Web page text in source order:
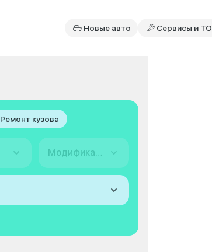
Новые авто Сервисы и ТО
Ремонт кузова
Модификация